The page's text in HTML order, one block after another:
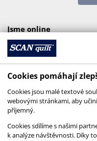
Jsme online
Cookies pomáhají
Cookies jsou malé textové
webovými stránkami, aby
příjemný.
Cookies sdílíme s našimi
k analýze návštěvnosti. Díky